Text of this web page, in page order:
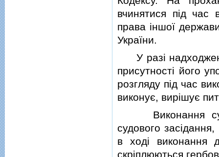
вчинятися пiд час
права iншої
України.
У разi
присутностi його
розгляду пiд час
виконує, вирiшує
Виконання
судового
в ходi виконання
скрiплюються